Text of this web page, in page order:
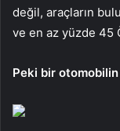
değil, araçların
ve en az yüzde 45
Peki bir otomobilin